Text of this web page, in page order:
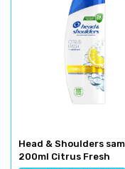
Head & Shoulders
200ml Citrus Fresh